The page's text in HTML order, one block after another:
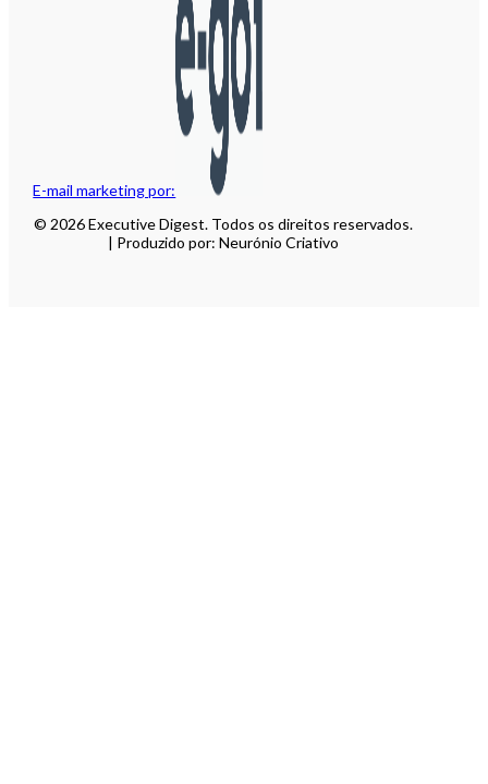
E-mail marketing por:
© 2026 Executive Digest. Todos os direitos reservados.
| Produzido por: Neurónio Criativo